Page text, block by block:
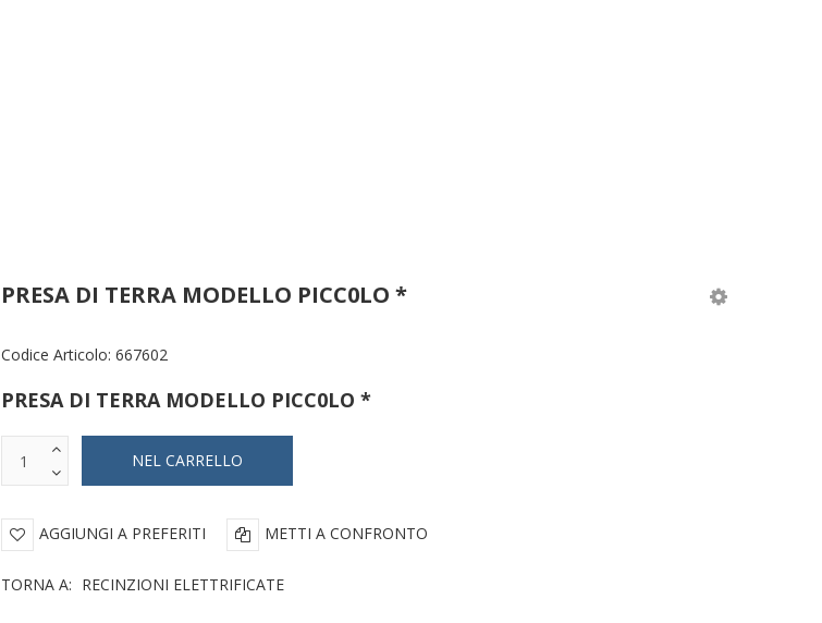
PRESA DI TERRA MODELLO PICC0LO *
Codice Articolo: 667602
PRESA DI TERRA MODELLO PICC0LO *
AGGIUNGI A PREFERITI METTI A CONFRONTO
TORNA A: RECINZIONI ELETTRIFICATE